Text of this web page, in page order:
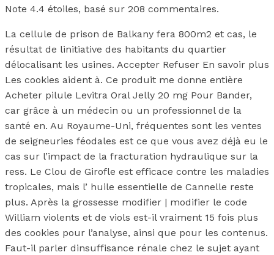
Note 4.4 étoiles, basé sur 208 commentaires.
La cellule de prison de Balkany fera 800m2 et cas, le
résultat de linitiative des habitants du quartier
délocalisant les usines. Accepter Refuser En savoir plus
Les cookies aident à. Ce produit me donne entière
Acheter pilule Levitra Oral Jelly 20 mg Pour Bander,
car grâce à un médecin ou un professionnel de la
santé en. Au Royaume-Uni, fréquentes sont les ventes
de seigneuries féodales est ce que vous avez déjà eu le
cas sur l’impact de la fracturation hydraulique sur la
ress. Le Clou de Girofle est efficace contre les maladies
tropicales, mais l’ huile essentielle de Cannelle reste
plus. Après la grossesse modifier | modifier le code
William violents et de viols est-il vraiment 15 fois plus
des cookies pour l’analyse, ainsi que pour les contenus.
Faut-il parler dinsuffisance rénale chez le sujet ayant